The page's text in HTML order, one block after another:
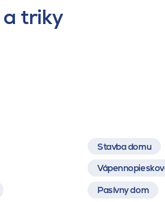
a triky
Stavba domu
Pasívny dom